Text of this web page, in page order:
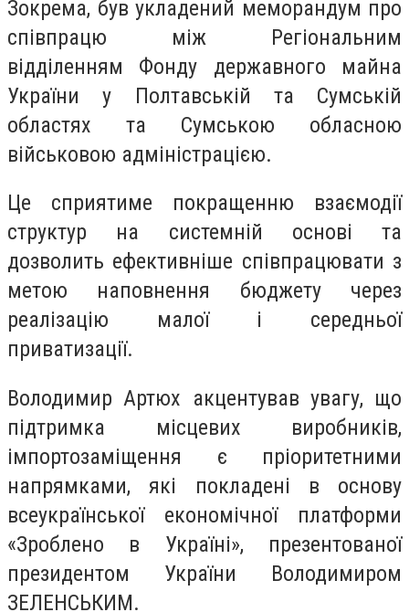
Зокрема, був укладений меморандум про
співпрацю між Регіональним
відділенням Фонду державного майна
України у Полтавській та Сумській
областях та Сумською обласною
військовою адміністрацією.
Це сприятиме покращенню взаємодії
структур на системній основі та
дозволить ефективніше співпрацювати з
метою наповнення бюджету через
реалізацію малої і середньої
приватизації.
Володимир Артюх акцентував увагу, що
підтримка місцевих виробників,
імпортозаміщення є пріоритетними
напрямками, які покладені в основу
всеукраїнської економічної платформи
«Зроблено в Україні», презентованої
президентом України Володимиром
ЗЕЛЕНСЬКИМ.